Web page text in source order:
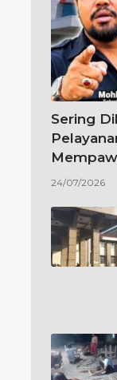
Sering
24/07/2026